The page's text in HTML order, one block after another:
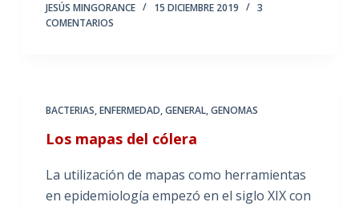
JESÚS MINGORANCE 15 DICIEMBRE 2019
3
COMENTARIOS
BACTERIAS,ENFERMEDAD,GENERAL,GENOMAS
Los mapas del cólera
La utilización de mapas como herramientas
en epidemiología empezó en el siglo XIX con